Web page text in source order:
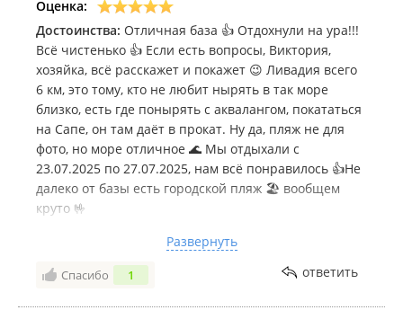
Проживание с животными разрешено только по
предварительной договоренности с администратором.
База отдыха вЕдином реестре объектов классификации в
сфере туристской индустрии
Оценка:
Достоинства: Отличная база 👍 Отдохнули на ура!!!
Всё чистенько 👍 Если есть вопросы, Виктория,
хозяйка, всё расскажет и покажет 😉 Ливадия всего
6 км, это тому, кто не любит нырять в так море
близко, есть где понырять с аквалангом, покататься
на Сапе, он там даёт в прокат. Ну да, пляж не для
фото, но море отличное 🌊 Мы отдыхали с
23.07.2025 по 27.07.2025, нам всё понравилось 👍Не
далеко от базы есть городской пляж 🏖️ вообщем
круто 🤟
Горячая вода целые сутки, купайся
сколько хочешь. 😁 Можно даже заказать экскурсию
Развернуть
Спасибо 1 ответить